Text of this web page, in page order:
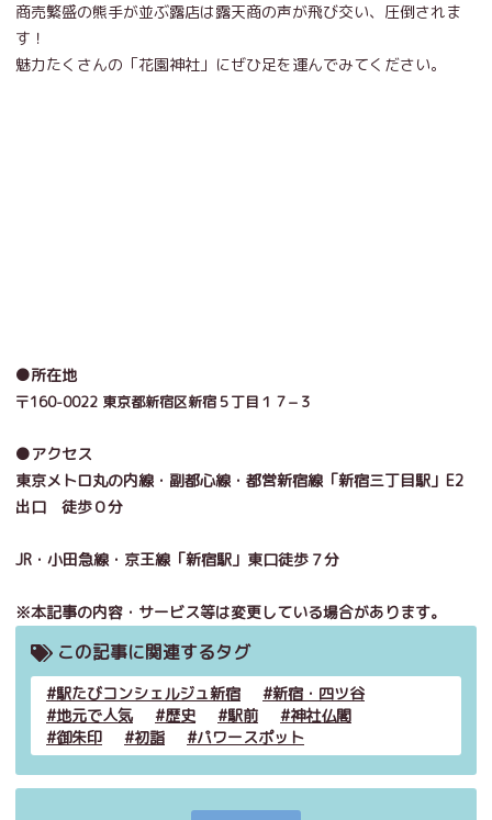
商売繁盛の熊手が並ぶ露店は露天商の声が飛び交い、圧倒されま
す！
魅力たくさんの「花園神社」にぜひ足を運んでみてください。
●所在地
〒160-0022 東京都新宿区新宿５丁目１７−３
●アクセス
東京メトロ丸の内線・副都心線・都営新宿線「新宿三丁目駅」E2
出口 徒歩０分
JR・小田急線・京王線「新宿駅」東口徒歩７分
※本記事の内容・サービス等は変更している場合があります。
この記事に関連するタグ
駅たびコンシェルジュ新宿
新宿・四ツ谷
地元で人気
歴史 駅前
神社仏閣
御朱印
初詣 パワースポット